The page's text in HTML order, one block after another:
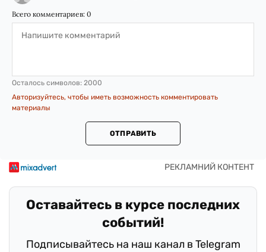
Всего комментариев: 0
Осталось символов: 2000
Авторизуйтесь, чтобы иметь возможность комментировать
материалы
ОТПРАВИТЬ
Оставайтесь в курсе последних
событий!
Подписывайтесь на наш канал в Telegram